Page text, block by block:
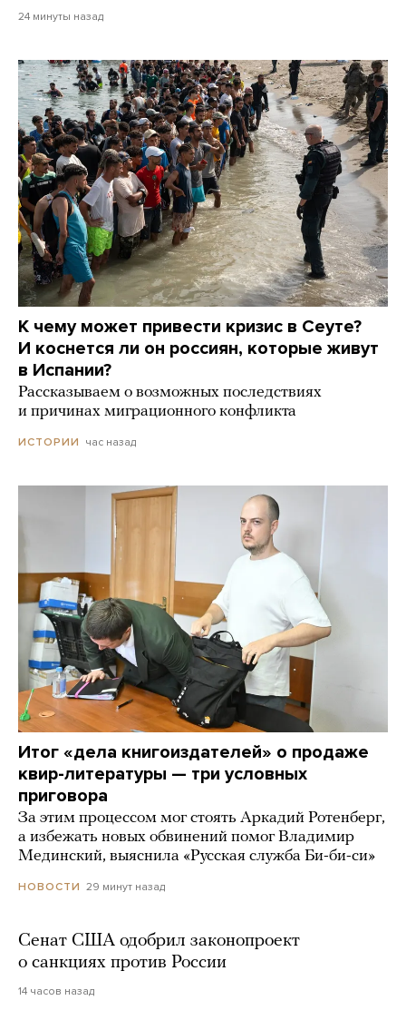
24 минуты назад
К чему может привести кризис в Сеуте?
И коснется ли он россиян, которые живут
в Испании?
Рассказываем о возможных последствиях
и причинах миграционного конфликта
ИСТОРИИ час назад
Итог «дела книгоиздателей» о продаже
квир-литературы — три условных
приговора
За этим процессом мог стоять Аркадий Ротенберг,
а избежать новых обвинений помог Владимир
Мединский, выяснила «Русская служба Би-би-си»
НОВОСТИ 29 минут назад
Сенат США одобрил законопроект
о санкциях против России
14 часов назад